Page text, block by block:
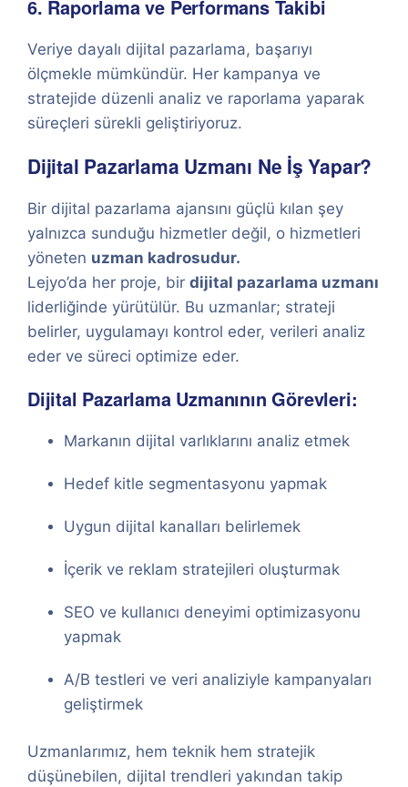
6. Raporlama ve Performans Takibi
Veriye dayalı dijital pazarlama, başarıyı
ölçmekle mümkündür. Her kampanya ve
stratejide düzenli analiz ve raporlama yaparak
süreçleri sürekli geliştiriyoruz.
Dijital Pazarlama Uzmanı Ne İş Yapar?
Bir dijital pazarlama ajansını güçlü kılan şey
yalnızca sunduğu hizmetler değil, o hizmetleri
yöneten uzman kadrosudur.
Lejyo’da her proje, bir dijital pazarlama uzmanı
liderliğinde yürütülür. Bu uzmanlar; strateji
belirler, uygulamayı kontrol eder, verileri analiz
eder ve süreci optimize eder.
Dijital Pazarlama Uzmanının Görevleri:
Markanın dijital varlıklarını analiz etmek
Hedef kitle segmentasyonu yapmak
Uygun dijital kanalları belirlemek
İçerik ve reklam stratejileri oluşturmak
SEO ve kullanıcı deneyimi optimizasyonu
yapmak
A/B testleri ve veri analiziyle kampanyaları
geliştirmek
Uzmanlarımız, hem teknik hem stratejik
düşünebilen, dijital trendleri yakından takip